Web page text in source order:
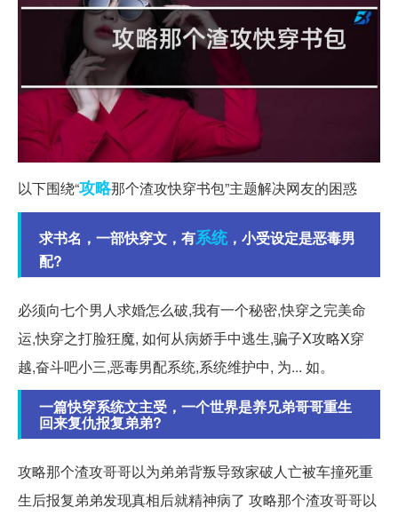
以下围绕“攻略那个渣攻快穿书包”主题解决网友的困惑
求书名，一部快穿文，有系统，小受设定是恶毒男
配?
必须向七个男人求婚怎么破,我有一个秘密,快穿之完美命
运,快穿之打脸狂魔, 如何从病娇手中逃生,骗子X攻略X穿
越,奋斗吧小三,恶毒男配系统,系统维护中, 为... 如。
一篇快穿系统文主受，一个世界是养兄弟哥哥重生
回来复仇报复弟弟?
攻略那个渣攻哥哥以为弟弟背叛导致家破人亡被车撞死重
生后报复弟弟发现真相后就精神病了 攻略那个渣攻哥哥以